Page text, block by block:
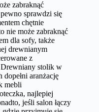
zabraknąć
sprawdzi się
chętnie
nie może zabraknąć
dla sofy, także
drewnianym
z
stolik w
dopełni aranżację
mebli
najlepiej
jeśli salon łączy